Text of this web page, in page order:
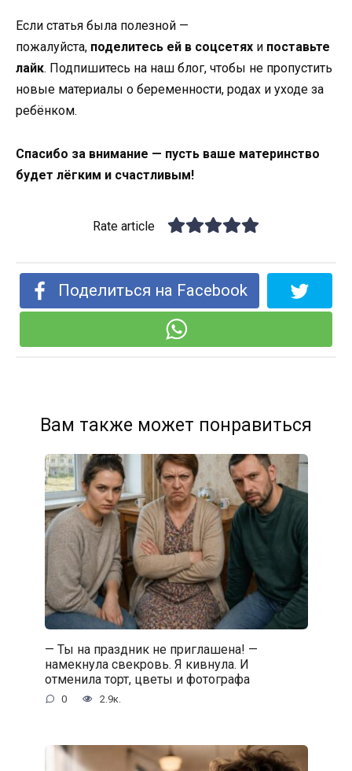
Если статья была полезной —
пожалуйста, поделитесь ей в соцсетях и поставьте
лайк. Подпишитесь на наш блог, чтобы не пропустить
новые материалы о беременности, родах и уходе за
ребёнком.
Спасибо за внимание — пусть ваше материнство
будет лёгким и счастливым!
Rate article
Поделиться на Facebook
Вам также может понравиться
— Ты на праздник не приглашена! —
намекнула свекровь. Я кивнула. И
отменила торт, цветы и фотографа
0 2.9к.